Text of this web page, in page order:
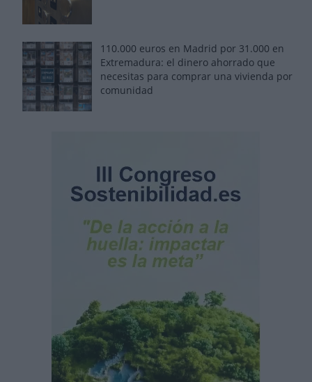
110.000 euros en Madrid por 31.000 en
Extremadura: el dinero ahorrado que
necesitas para comprar una vivienda por
comunidad